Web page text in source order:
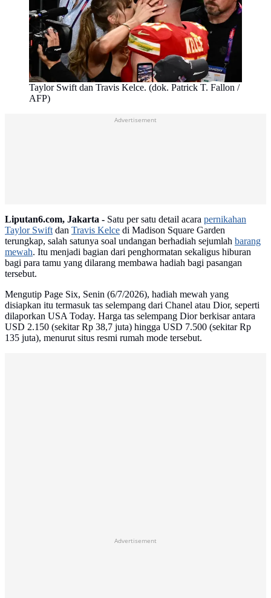
Taylor Swift dan Travis Kelce. (dok. Patrick T. Fallon /
AFP)
Advertisement
Liputan6.com, Jakarta - Satu per satu detail acara pernikahan
Taylor Swiftdan Travis Kelce di Madison Square Garden
terungkap, salah satunya soal undangan berhadiah sejumlah barang
mewah. Itu menjadi bagian dari penghormatan sekaligus hiburan
bagi para tamu yang dilarang membawa hadiah bagi pasangan
tersebut.
Mengutip Page Six, Senin (6/7/2026), hadiah mewah yang
disiapkan itu termasuk tas selempang dari Chanel atau Dior, seperti
dilaporkan USA Today. Harga tas selempang Dior berkisar antara
USD 2.150 (sekitar Rp 38,7 juta) hingga USD 7.500 (sekitar Rp
135 juta), menurut situs resmi rumah mode tersebut.
Advertisement